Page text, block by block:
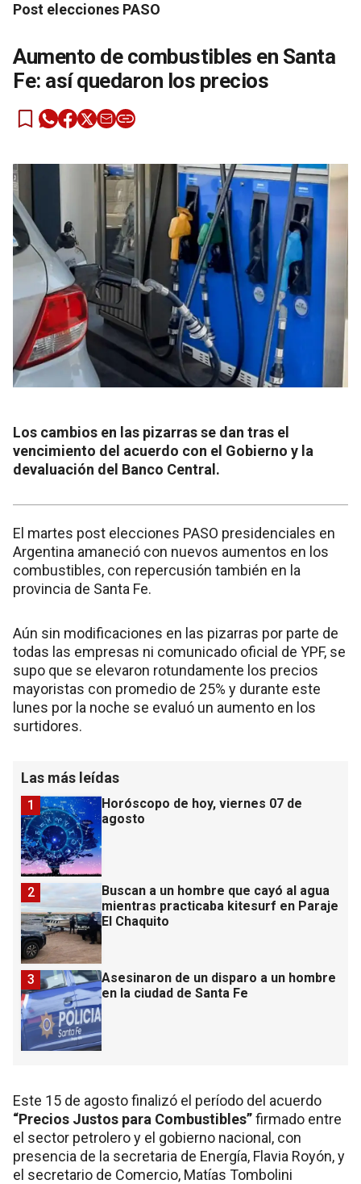
Post elecciones PASO
Aumento de combustibles en Santa
Fe: así quedaron los precios
Los cambios en las pizarras se dan tras el
vencimiento del acuerdo con el Gobierno y la
devaluación del Banco Central.
El martes post elecciones PASO presidenciales en
Argentina amaneció con nuevos aumentos en los
combustibles, con repercusión también en la
provincia de Santa Fe.
Aún sin modificaciones en las pizarras por parte de
todas las empresas ni comunicado oficial de YPF, se
supo que se elevaron rotundamente los precios
mayoristas con promedio de 25% y durante este
lunes por la noche se evaluó un aumento en los
surtidores.
Las más leídas
Horóscopo de hoy, viernes 07 de
agosto
1
Buscan a un hombre que cayó al agua
mientras practicaba kitesurf en Paraje
El Chaquito
2
Asesinaron de un disparo a un hombre
en la ciudad de Santa Fe
3
Este 15 de agosto finalizó el período del acuerdo
“Precios Justos para Combustibles”firmado entre
el sector petrolero y el gobierno nacional, con
presencia de la secretaria de Energía, Flavia Royón, y
el secretario de Comercio, Matías Tombolini